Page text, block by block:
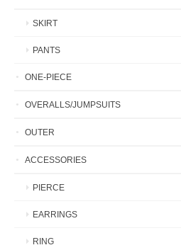
SKIRT
PANTS
ONE-PIECE
OVERALLS/JUMPSUITS
OUTER
ACCESSORIES
PIERCE
EARRINGS
RING